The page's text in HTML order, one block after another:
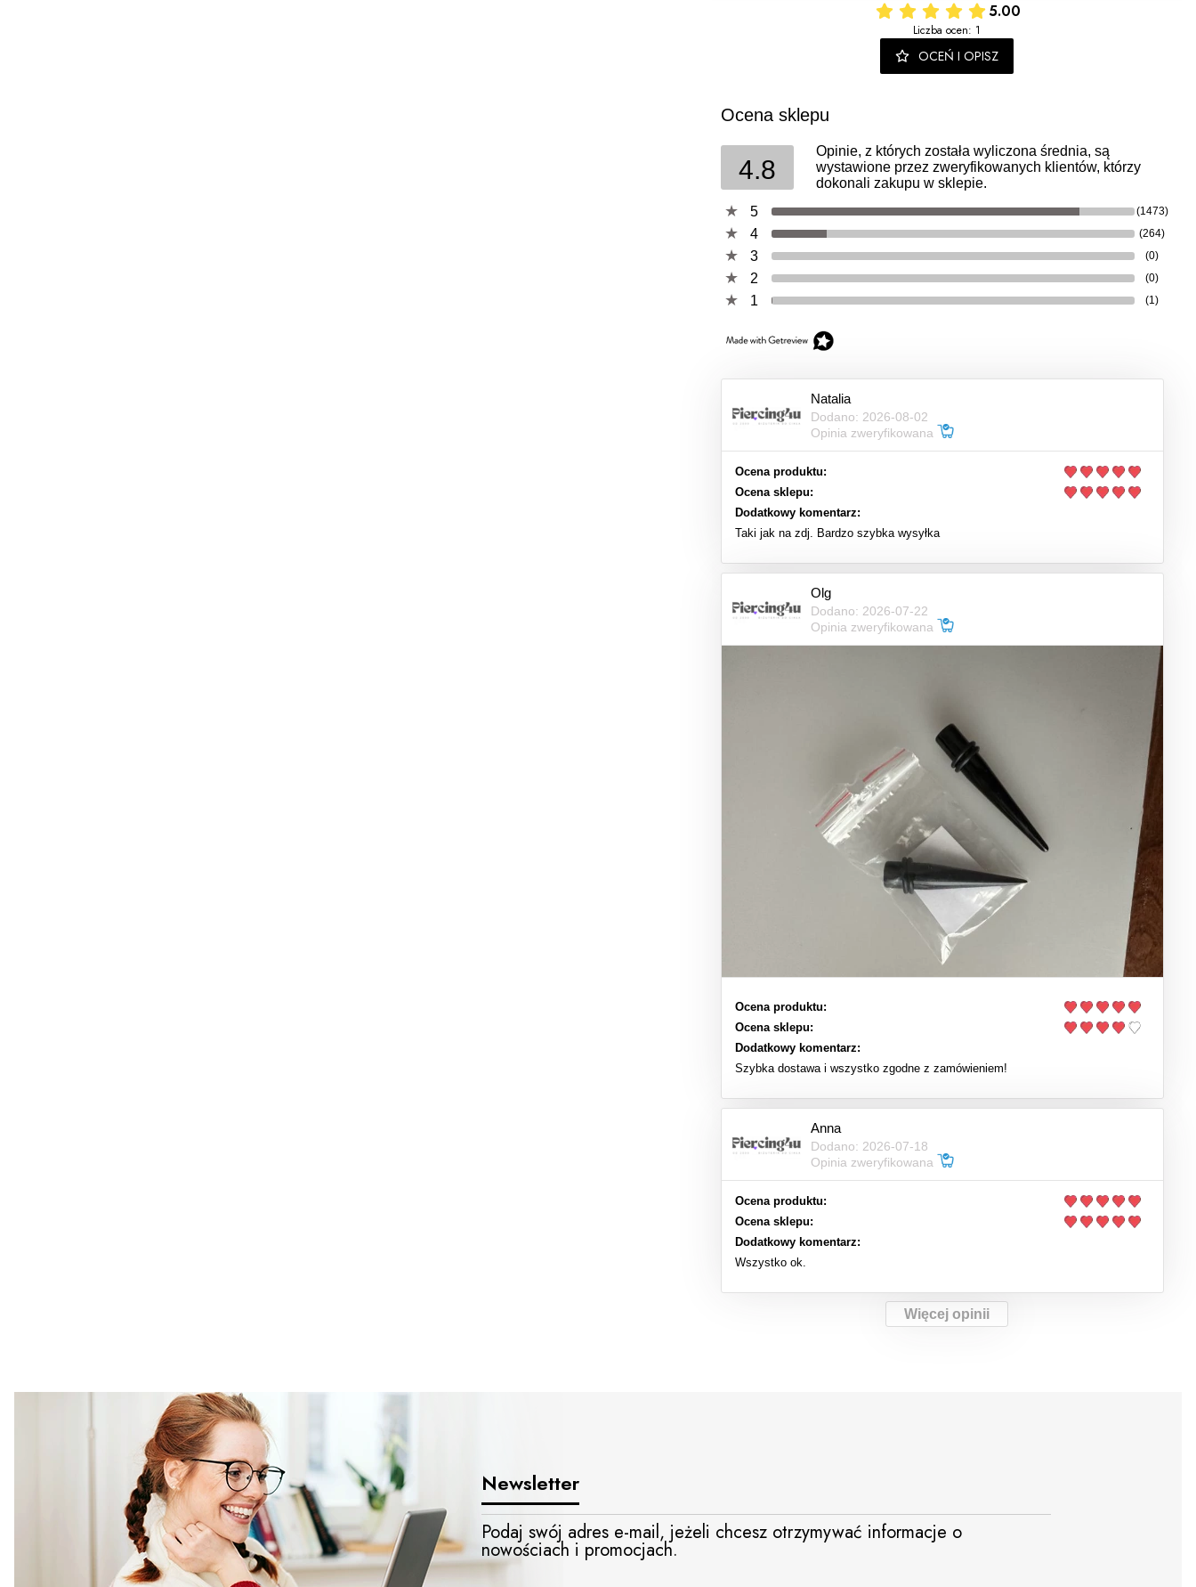
5.00
Liczba ocen: 1
OCEŃ I OPISZ
Ocena sklepu
4.8
Opinie, z których została wyliczona średnia, są
wystawione przez zweryfikowanych klientów, którzy
dokonali zakupu w sklepie.
5
(1473)
4 (264)
3 (0)
2 (0)
1 (1)
Natalia
Dodano: 2026-08-02
Opinia zweryfikowana
Ocena produktu:
Ocena sklepu:
Dodatkowy komentarz:
Taki jak na zdj. Bardzo szybka wysyłka
Olg
Dodano: 2026-07-22
Opinia zweryfikowana
Ocena produktu:
Ocena sklepu:
Dodatkowy komentarz:
Szybka dostawa i wszystko zgodne z zamówieniem!
Anna
Dodano: 2026-07-18
Opinia zweryfikowana
Ocena produktu:
Ocena sklepu:
Dodatkowy komentarz:
Wszystko ok.
Więcej opinii
Newsletter
Podaj swój adres e-mail, jeżeli chcesz otrzymywać informacje o
nowościach i promocjach.